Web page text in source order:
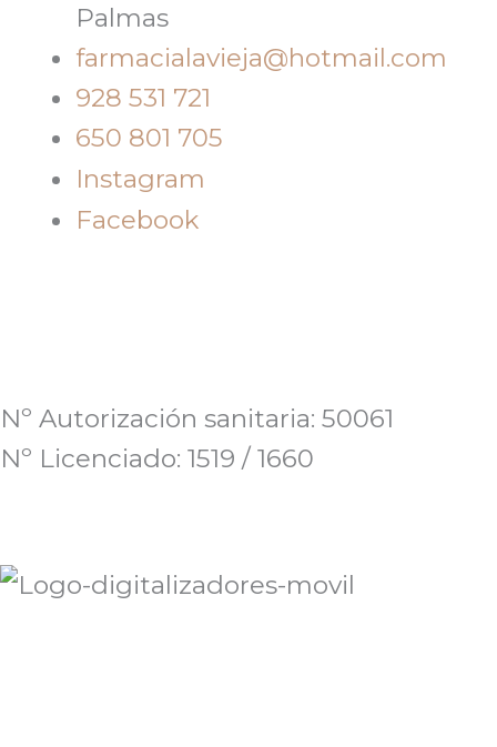
Palmas
farmacialavieja@hotmail.com
928 531 721
650 801 705
Instagram
Facebook
Nº Autorización sanitaria: 50061
Nº Licenciado: 1519 / 1660